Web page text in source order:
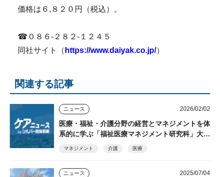
価格は６,８２０円（税込）。
☎０８６-２８２-１２４５
同社サイト（ https://www.daiyak.co.jp/）
関連する記事
ニュース 2026/02/02
医療・福祉・介護分野の経営とマネジメントを体
系的に学ぶ「福祉医療マネジメント研究科」大学
院生募集 文京学院大学大学院
マネジメント 介護 医療
ニュース 2025/07/04